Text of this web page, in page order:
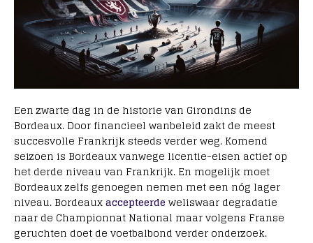
Een zwarte dag in de historie van Girondins de
Bordeaux. Door financieel wanbeleid zakt de meest
succesvolle Frankrijk steeds verder weg. Komend
seizoen is Bordeaux vanwege licentie-eisen actief op
het derde niveau van Frankrijk. En mogelijk moet
Bordeaux zelfs genoegen nemen met een nóg lager
niveau. Bordeauxaccepteerde weliswaar degradatie
naar de Championnat National maar volgens Franse
geruchten doet de voetbalbond verder onderzoek.